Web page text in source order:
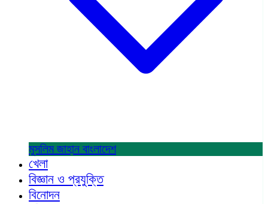
মুসলিম জাহান বাংলাদেশ
খেলা
বিজ্ঞান ও প্রযুক্তি
বিনোদন